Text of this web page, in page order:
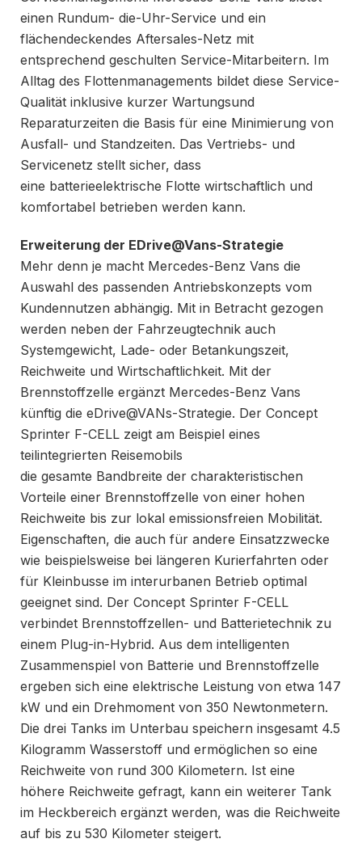
einen Rundum- die-Uhr-Service und ein
flächendeckendes Aftersales-Netz mit
entsprechend geschulten Service-Mitarbeitern. Im
Alltag des Flottenmanagements bildet diese Service-
Qualität inklusive kurzer Wartungsund
Reparaturzeiten die Basis für eine Minimierung von
Ausfall- und Standzeiten. Das Vertriebs- und
Servicenetz stellt sicher, dass
eine batterieelektrische Flotte wirtschaftlich und
komfortabel betrieben werden kann.
Erweiterung der EDrive@Vans-Strategie
Mehr denn je macht Mercedes-Benz Vans die
Auswahl des passenden Antriebskonzepts vom
Kundennutzen abhängig. Mit in Betracht gezogen
werden neben der Fahrzeugtechnik auch
Systemgewicht, Lade- oder Betankungszeit,
Reichweite und Wirtschaftlichkeit. Mit der
Brennstoffzelle ergänzt Mercedes-Benz Vans
künftig die eDrive@VANs-Strategie. Der Concept
Sprinter F-CELL zeigt am Beispiel eines
teilintegrierten Reisemobils
die gesamte Bandbreite der charakteristischen
Vorteile einer Brennstoffzelle von einer hohen
Reichweite bis zur lokal emissionsfreien Mobilität.
Eigenschaften, die auch für andere Einsatzzwecke
wie beispielsweise bei längeren Kurierfahrten oder
für Kleinbusse im interurbanen Betrieb optimal
geeignet sind. Der Concept Sprinter F-CELL
verbindet Brennstoffzellen- und Batterietechnik zu
einem Plug-in-Hybrid. Aus dem intelligenten
Zusammenspiel von Batterie und Brennstoffzelle
ergeben sich eine elektrische Leistung von etwa 147
kW und ein Drehmoment von 350 Newtonmetern.
Die drei Tanks im Unterbau speichern insgesamt 4.5
Kilogramm Wasserstoff und ermöglichen so eine
Reichweite von rund 300 Kilometern. Ist eine
höhere Reichweite gefragt, kann ein weiterer Tank
im Heckbereich ergänzt werden, was die Reichweite
auf bis zu 530 Kilometer steigert.